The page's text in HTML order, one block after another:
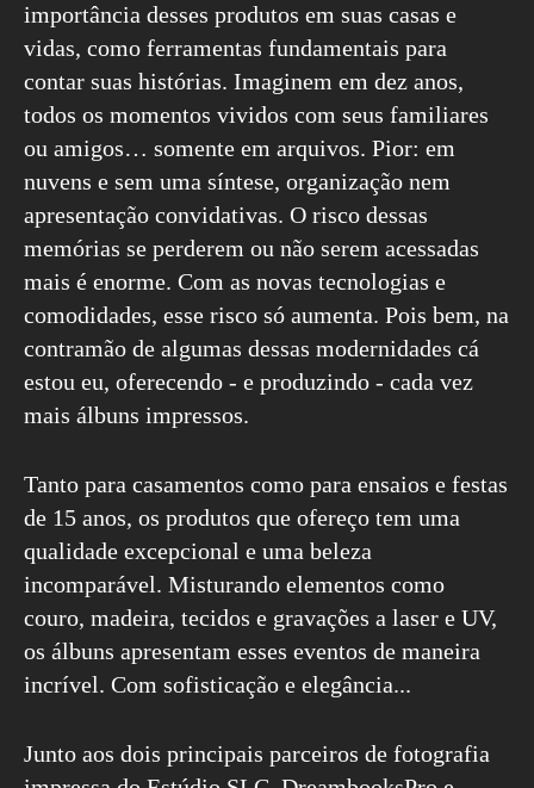
importância desses produtos em suas casas e
vidas, como ferramentas fundamentais para
contar suas histórias. Imaginem em dez anos,
todos os momentos vividos com seus familiares
ou amigos… somente em arquivos. Pior: em
nuvens e sem uma síntese, organização nem
apresentação convidativas. O risco dessas
memórias se perderem ou não serem acessadas
mais é enorme. Com as novas tecnologias e
comodidades, esse risco só aumenta. Pois bem, na
contramão de algumas dessas modernidades cá
estou eu, oferecendo - e produzindo - cada vez
mais álbuns impressos.
Tanto para casamentos como para ensaios e festas
de 15 anos, os produtos que ofereço tem uma
qualidade excepcional e uma beleza
incomparável. Misturando elementos como
couro, madeira, tecidos e gravações a laser e UV,
os álbuns apresentam esses eventos de maneira
incrível. Com sofisticação e elegância...
Junto aos dois principais parceiros de fotografia